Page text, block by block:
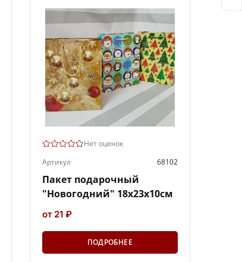
Нет оценок
Артикул 68102
Пакет подарочный
"Новогодний" 18х23х10см
от 21 ₽
ПОДРОБНЕЕ